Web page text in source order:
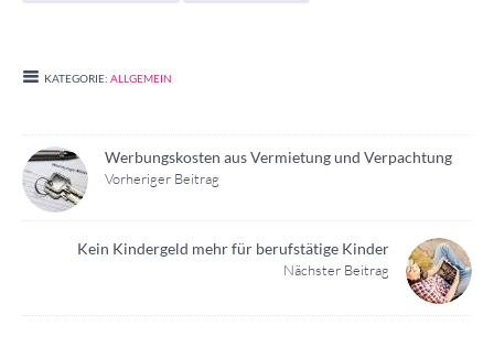
KATEGORIE: ALLGEMEIN
Werbungskosten aus Vermietung und Verpachtung
Vorheriger Beitrag
Kein Kindergeld mehr für berufstätige Kinder
Nächster Beitrag